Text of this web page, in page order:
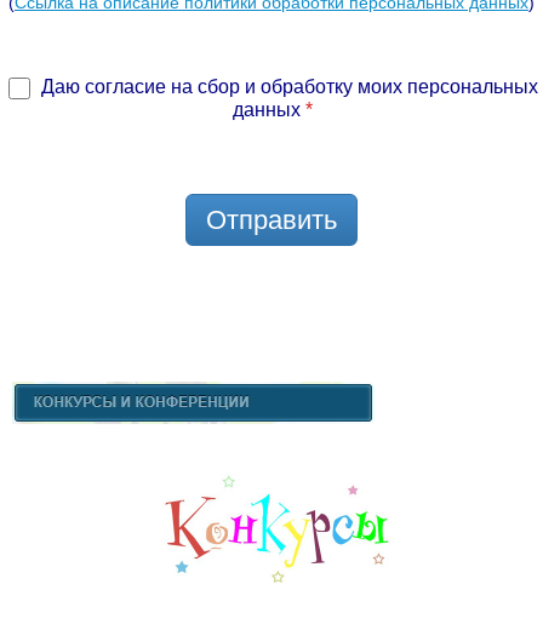
Даю согласие на сбор и обработку моих персональных
данных *
Отправить